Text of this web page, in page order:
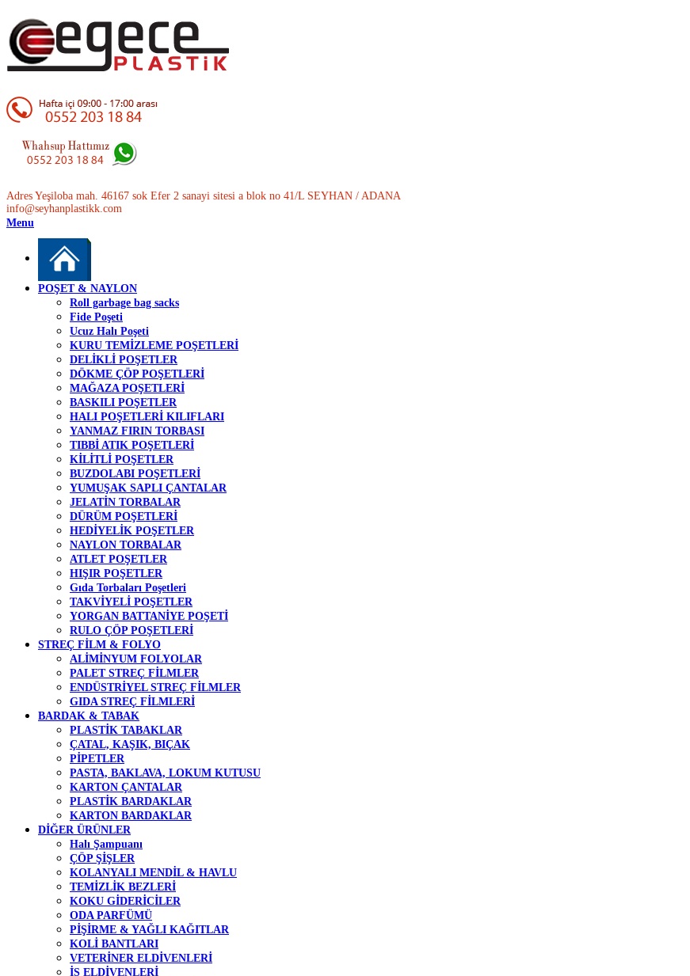
Adres Yeşiloba mah. 46167 sok Efer 2 sanayi sitesi a blok no 41/L SEYHAN / ADANA
info@seyhanplastikk.com
Menu
POŞET & NAYLON
Roll garbage bag sacks
Fide Poşeti
Ucuz Halı Poşeti
KURU TEMİZLEME POŞETLERİ
DELİKLİ POŞETLER
DÖKME ÇÖP POŞETLERİ
MAĞAZA POŞETLERİ
BASKILI POŞETLER
HALI POŞETLERİ KILIFLARI
YANMAZ FIRIN TORBASI
TIBBİ ATIK POŞETLERİ
KİLİTLİ POŞETLER
BUZDOLABI POŞETLERİ
YUMUŞAK SAPLI ÇANTALAR
JELATİN TORBALAR
DÜRÜM POŞETLERİ
HEDİYELİK POŞETLER
NAYLON TORBALAR
ATLET POŞETLER
HIŞIR POŞETLER
Gıda Torbaları Poşetleri
TAKVİYELİ POŞETLER
YORGAN BATTANİYE POŞETİ
RULO ÇÖP POŞETLERİ
STREÇ FİLM & FOLYO
ALİMİNYUM FOLYOLAR
PALET STREÇ FİLMLER
ENDÜSTRİYEL STREÇ FİLMLER
GIDA STREÇ FİLMLERİ
BARDAK & TABAK
PLASTİK TABAKLAR
ÇATAL, KAŞIK, BIÇAK
PİPETLER
PASTA, BAKLAVA, LOKUM KUTUSU
KARTON ÇANTALAR
PLASTİK BARDAKLAR
KARTON BARDAKLAR
DİĞER ÜRÜNLER
Halı Şampuanı
ÇÖP ŞİŞLER
KOLANYALI MENDİL & HAVLU
TEMİZLİK BEZLERİ
KOKU GİDERİCİLER
ODA PARFÜMÜ
PİŞİRME & YAĞLI KAĞITLAR
KOLİ BANTLARI
VETERİNER ELDİVENLERİ
İŞ ELDİVENLERİ